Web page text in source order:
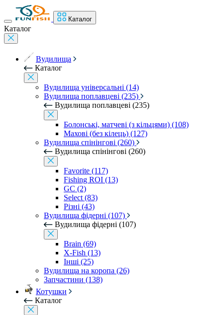
Каталог
Каталог
Вудилища
Каталог
Вудилища універсальні (14)
Вудилища поплавцеві (235)
Вудилища поплавцеві (235)
Болонські, матчеві (з кільцями) (108)
Махові (без кілець) (127)
Вудилища спінінгові (260)
Вудилища спінінгові (260)
Favorite (117)
Fishing ROI (13)
GC (2)
Select (83)
Різні (43)
Вудилища фідерні (107)
Вудилища фідерні (107)
Brain (69)
X-Fish (13)
Інші (25)
Вудилища на коропа (26)
Запчастини (138)
Котушки
Каталог